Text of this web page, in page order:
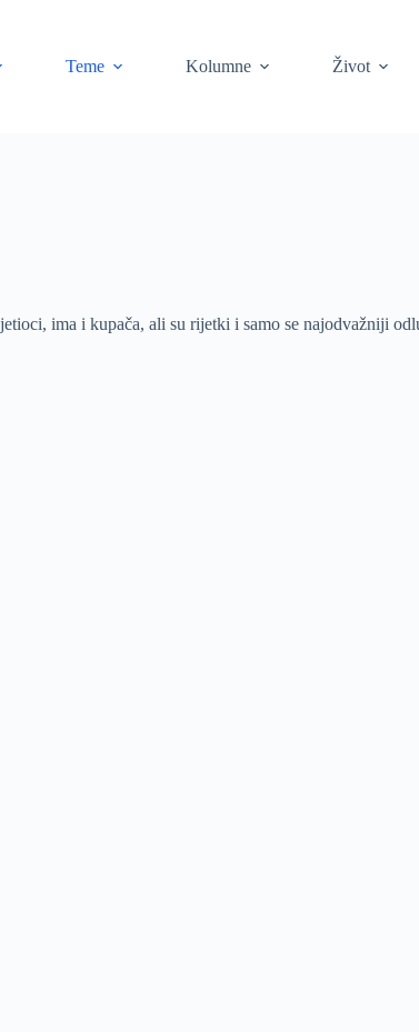
Teme Kolumne Život
ima i kupača, ali su rijetki i samo se najodvažniji